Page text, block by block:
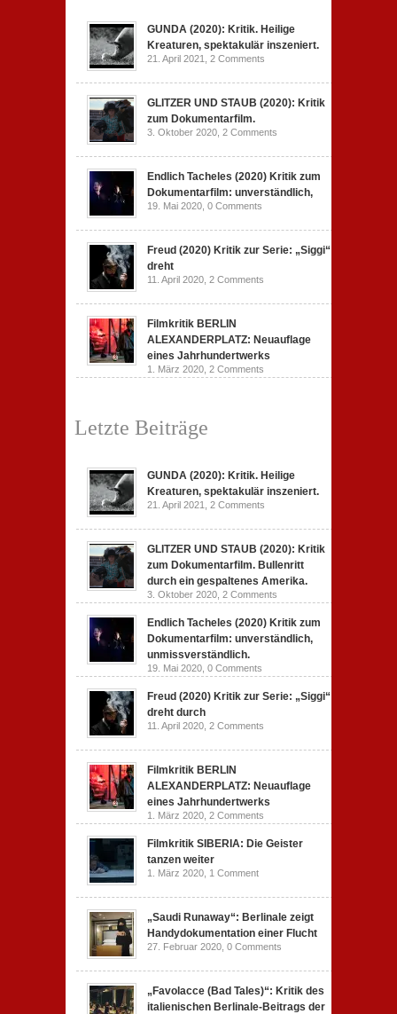
GUNDA (2020): Kritik. Heilige
Kreaturen, spektakulär inszeniert.
21. April 2021, 2 Comments
GLITZER UND STAUB (2020): Kritik
zum Dokumentarfilm.
3. Oktober 2020, 2 Comments
Endlich Tacheles (2020) Kritik zum
Dokumentarfilm: unverständlich,
19. Mai 2020, 0 Comments
Freud (2020) Kritik zur Serie: „Siggi“
dreht
11. April 2020, 2 Comments
Filmkritik BERLIN
ALEXANDERPLATZ: Neuauflage
eines Jahrhundertwerks
1. März 2020, 2 Comments
Letzte Beiträge
GUNDA (2020): Kritik. Heilige
Kreaturen, spektakulär inszeniert.
21. April 2021, 2 Comments
GLITZER UND STAUB (2020): Kritik
zum Dokumentarfilm. Bullenritt
durch ein gespaltenes Amerika.
3. Oktober 2020, 2 Comments
Endlich Tacheles (2020) Kritik zum
Dokumentarfilm: unverständlich,
unmissverständlich.
19. Mai 2020, 0 Comments
Freud (2020) Kritik zur Serie: „Siggi“
dreht durch
11. April 2020, 2 Comments
Filmkritik BERLIN
ALEXANDERPLATZ: Neuauflage
eines Jahrhundertwerks
1. März 2020, 2 Comments
Filmkritik SIBERIA: Die Geister
tanzen weiter
1. März 2020, 1 Comment
„Saudi Runaway“: Berlinale zeigt
Handydokumentation einer Flucht
27. Februar 2020, 0 Comments
„Favolacce (Bad Tales)“: Kritik des
italienischen Berlinale-Beitrags der